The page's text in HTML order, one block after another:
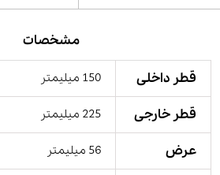
مشخصات
قطر داخلی 150 میلیمتر
قطر خارجی 225 میلیمتر
عرض 56 میلیمتر